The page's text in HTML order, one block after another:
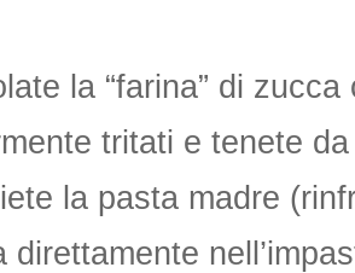
la “farina” di
tritati e tenete
la pasta madre
direttamente